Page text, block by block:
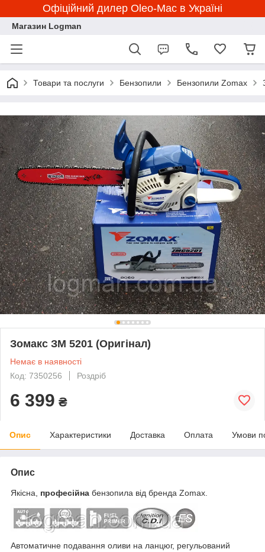
Офіційний дилер Oleo-Mac в Україні
Магазин Logman
Товари та послуги Бензопили Бензопили Zomax
Зомакс ЗМ 5201 (Оригінал)
Немає в наявності
Код: 7350256
Роздріб
6 399 ₴
Опис Характеристики Доставка Оплата Умови
Опис
Якісна, професійна бензопила від бренда Zomax.
Автоматичне подавання оливи на ланцюг, регульований